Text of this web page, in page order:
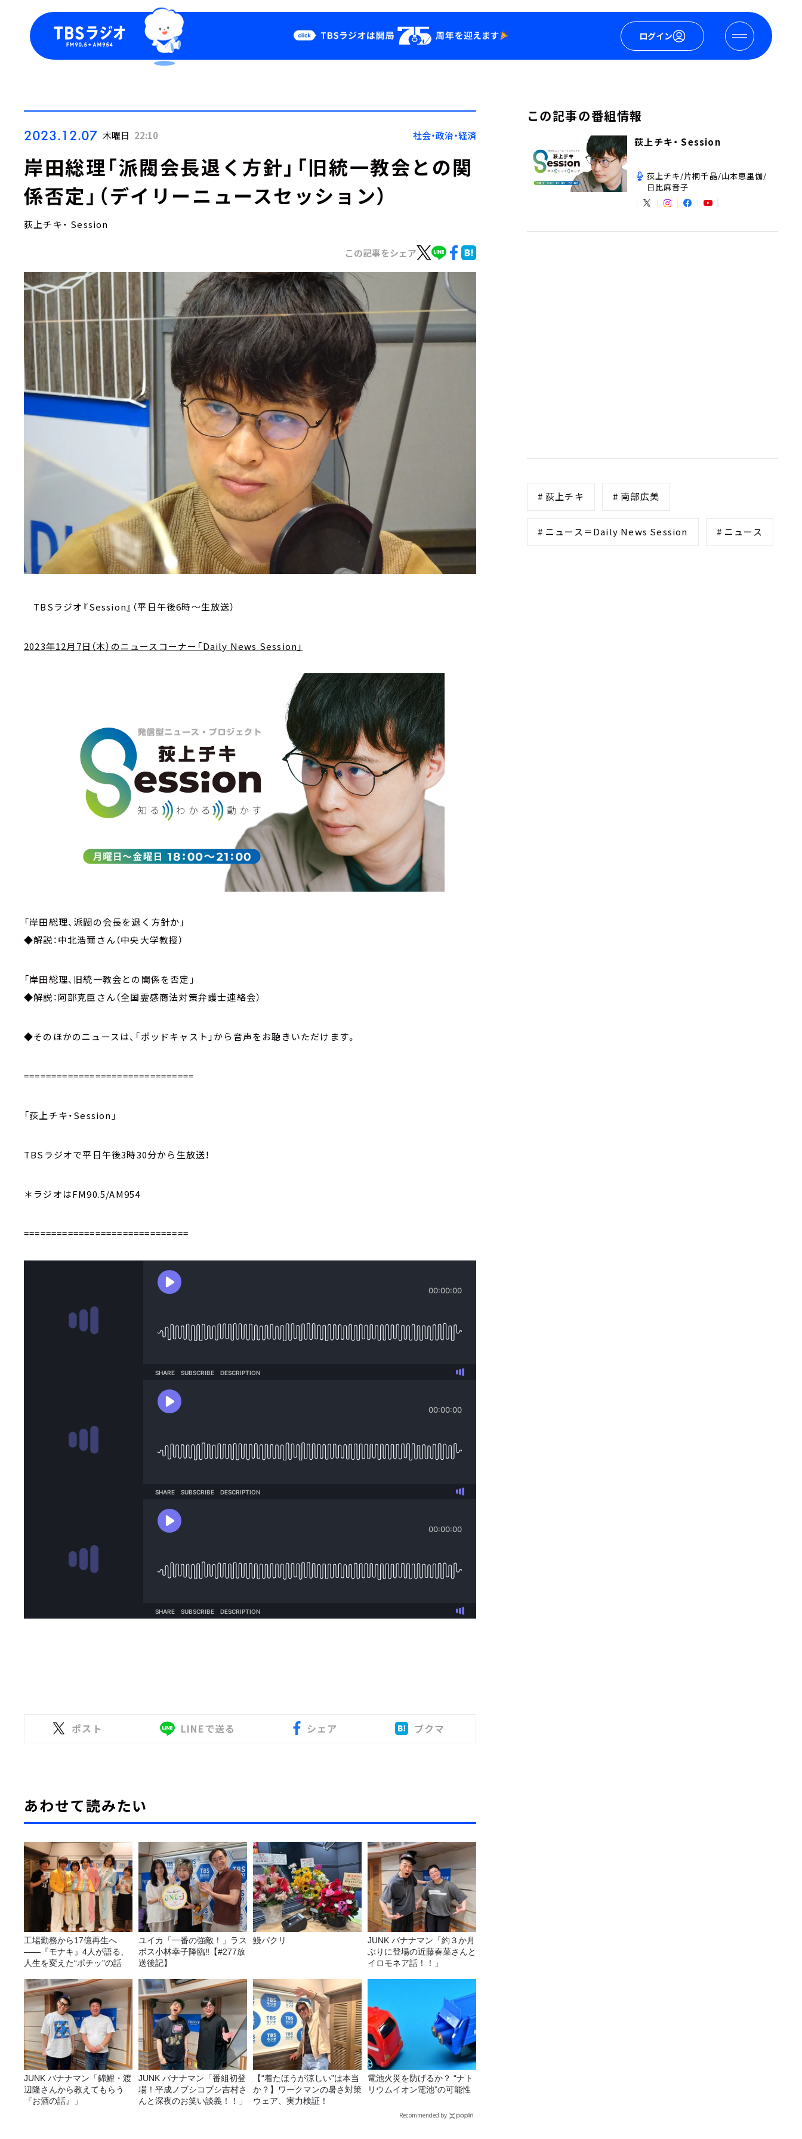
ログイン
Podcast
YouTube
会社情報
2023.12.07 木曜日 22:10 社会・政治・経済
岸田総理「派閥会長退く方針」「旧統一教会との関
係否定」（デイリーニュースセッション）
荻上チキ・ Session
この記事をシェア
TBSラジオ『Session』（平日午後6時～生放送）
2023年12月7日（木）のニュースコーナー「Daily News Session」
「岸田総理、派閥の会長を退く方針か」
◆解説：中北浩爾さん（中央大学教授）
「岸田総理、旧統一教会との関係を否定」
◆解説：阿部克臣さん（全国霊感商法対策弁護士連絡会）
◆そのほかのニュースは、「ポッドキャスト」から音声をお聴きいただけます。
===============================
「荻上チキ・Session」
TBSラジオで平日午後3時30分から生放送！
＊ラジオはFM90.5/AM954
==============================
ポスト LINEで送る シェア ブクマ
あわせて読みたい
工場勤務から17億再生へ
——『モナキ』4人が語る、
人生を変えた“ポチッ”の話
ユイカ「一番の強敵！」ラス
ボス小林幸子降臨‼【#277放
送後記】
鰻パクリ
JUNK バナナマン「約３か月
ぶりに登場の近藤春菜さんと
イロモネア話！！」
JUNK バナナマン「錦鯉・渡
辺隆さんから教えてもらう
『お酒の話』」
JUNK バナナマン「番組初登
場！平成ノブシコブシ吉村さ
んと深夜のお笑い談義！！」
【“着たほうが涼しい”は本当
か？】ワークマンの暑さ対策
ウェア、実力検証！
電池火災を防げるか？ “ナト
リウムイオン電池”の可能性
Recommended by
この記事の番組情報
荻上チキ・ Session
荻上チキ/片桐千晶/山本恵里伽/
日比麻音子
# 荻上チキ # 南部広美
# ニュース＝Daily News Session # ニュース